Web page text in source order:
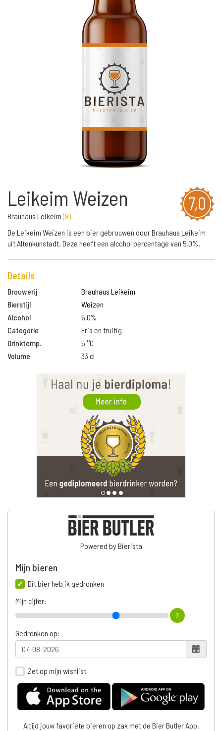
7,0
Leikeim Weizen
Brauhaus Leikeim(8)
De Leikeim Weizen is een bier gebrouwen door Brauhaus Leikeim
uit Altenkunstadt. Deze heeft een alcohol percentage van 5.0%.
Details
Brouwerij
Brauhaus Leikeim
Bierstijl
Weizen
Alcohol
5.0%
Categorie
Fris en fruitig
Drinktemp.
5 °C
Volume
33 cl
Powered by Bierista
Mijn bieren
Dit bier heb ik gedronken
Mijn cijfer:
7
Gedronken op:
Zet op mijn wishlist
Altijd jouw favoriete bieren op zak met de Bier Butler App.